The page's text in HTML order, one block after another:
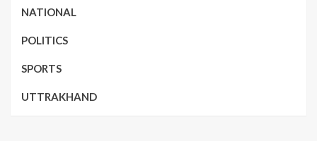
NATIONAL
POLITICS
SPORTS
UTTRAKHAND